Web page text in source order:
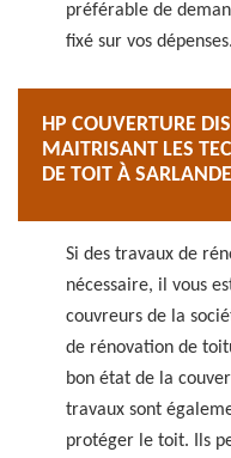
préférable de
fixé sur vos dépenses.
HP COUVERTURE
MAITRISANT LES
DE TOIT À SARLANDE
Si des travaux de
nécessaire, il vous
couvreurs de la
de rénovation de
bon état de la
travaux sont
protéger le toit. Ils